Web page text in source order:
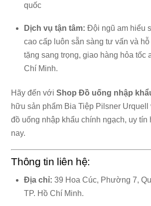
quốc
Dịch vụ tận tâm: Đội ngũ am hiểu
cao cấp luôn sẵn sàng tư vấn và
tặng sang trọng, giao hàng hỏa tốc
Chí Minh.
Hãy đến vớiShop Đồ uống nhập
hữu sản phẩm Bia Tiệp Pilsner Urquell
đồ uống nhập khẩu chính ngạch, uy tín
nay.
Thông tin liên hệ:
Địa chỉ: 39 Hoa Cúc, Phường 7,
TP. Hồ Chí Minh.